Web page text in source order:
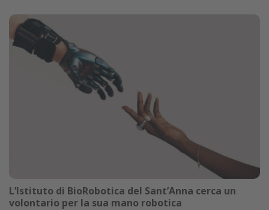
L’Istituto di BioRobotica del Sant’Anna cerca un
volontario per la sua mano robotica